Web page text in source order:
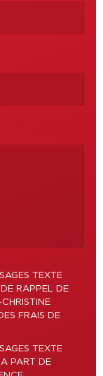
TEXTE
RAPPEL DE
FRAIS DE
TEXTE
PART DE